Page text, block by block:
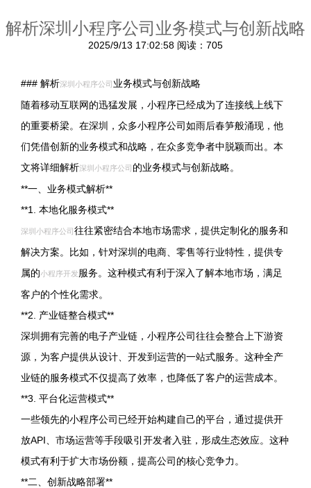
解析深圳小程序公司业务模式与创新战略
2025/9/13 17:02:58 阅读：705
### 解析深圳小程序公司 业务模式与创新战略
随着移动互联网的迅猛发展，小程序已经成为了连接线上线下
的重要桥梁。在深圳，众多小程序公司如雨后春笋般涌现，他
们凭借创新的业务模式和战略，在众多竞争者中脱颖而出。本
文将详细解析深圳小程序公司 的业务模式与创新战略。
**一、业务模式解析**
**1. 本地化服务模式**
深圳小程序公司 往往紧密结合本地市场需求，提供定制化的服务和
解决方案。比如，针对深圳的电商、零售等行业特性，提供专
属的小程序开发服务。这种模式有利于深入了解本地市场，满足
客户的个性化需求。
**2. 产业链整合模式**
深圳拥有完善的电子产业链，小程序公司往往会整合上下游资
源，为客户提供从设计、开发到运营的一站式服务。这种全产
业链的服务模式不仅提高了效率，也降低了客户的运营成本。
**3. 平台化运营模式**
一些领先的小程序公司已经开始构建自己的平台，通过提供开
放API、市场运营等手段吸引开发者入驻，形成生态效应。这种
模式有利于扩大市场份额，提高公司的核心竞争力。
**二、创新战略部署**